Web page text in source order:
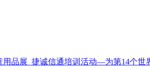
用品展 捷诚信通培训活动—为第14个世